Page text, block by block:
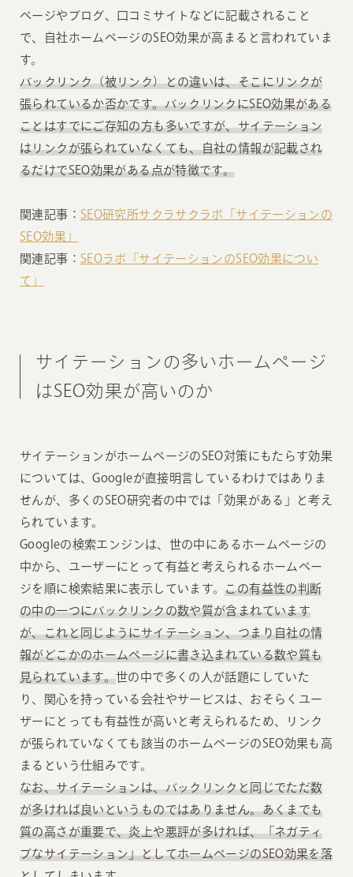
ページやブログ、口コミサイトなどに記載されること
で、自社ホームページのSEO効果が高まると言われていま
す。
バックリンク（被リンク）との違いは、そこにリンクが
張られているか否かです。バックリンクにSEO効果がある
ことはすでにご存知の方も多いですが、サイテーション
はリンクが張られていなくても、自社の情報が記載され
るだけでSEO効果がある点が特徴です。
関連記事： SEO研究所サクラサクラボ「サイテーションの
SEO効果」
関連記事： SEOラボ「サイテーションのSEO効果につい
て」
サイテーションの多いホームページ
はSEO効果が高いのか
サイテーションがホームページのSEO対策にもたらす効果
については、Googleが直接明言しているわけではありま
せんが、多くのSEO研究者の中では「効果がある」と考え
られています。
Googleの検索エンジンは、世の中にあるホームページの
中から、ユーザーにとって有益と考えられるホームペー
ジを順に検索結果に表示しています。この有益性の判断
の中の一つにバックリンクの数や質が含まれています
が、これと同じようにサイテーション、つまり自社の情
報がどこかのホームページに書き込まれている数や質も
見られています。世の中で多くの人が話題にしていた
り、関心を持っている会社やサービスは、おそらくユー
ザーにとっても有益性が高いと考えられるため、リンク
が張られていなくても該当のホームページのSEO効果も高
まるという仕組みです。
なお、サイテーションは、バックリンクと同じでただ数
が多ければ良いというものではありません。あくまでも
質の高さが重要で、炎上や悪評が多ければ、「ネガティ
ブなサイテーション」としてホームページのSEO効果を落